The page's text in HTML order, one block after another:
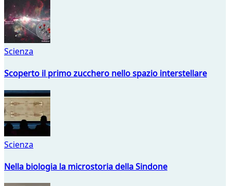
Scienza
Scoperto il primo zucchero nello spazio interstellare
Scienza
Nella biologia la microstoria della Sindone